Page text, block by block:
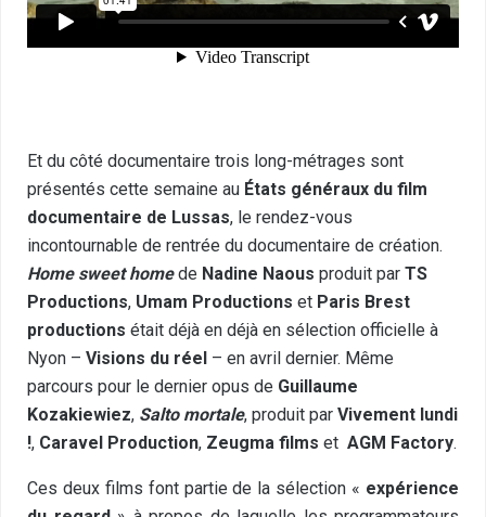
Et du côté documentaire trois long-métrages sont
présentés cette semaine au États généraux du film
documentaire de Lussas, le rendez-vous
incontournable de rentrée du documentaire de création.
Home sweet homede Nadine Naous produit par TS
Productions, Umam Productions et Paris Brest
productions était déjà en déjà en sélection officielle à
Nyon – Visions du réel – en avril dernier. Même
parcours pour le dernier opus de Guillaume
Kozakiewiez, Salto mortale, produit par Vivement lundi
!, Caravel Production, Zeugma films et AGM Factory.
Ces deux films font partie de la sélection « expérience